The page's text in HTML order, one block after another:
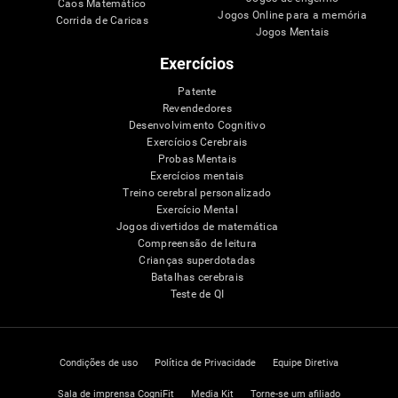
Caos Matemático
Corrida de Caricas
Jogos Online para a memória
Jogos Mentais
Exercícios
Patente
Revendedores
Desenvolvimento Cognitivo
Exercícios Cerebrais
Probas Mentais
Exercícios mentais
Treino cerebral personalizado
Exercício Mental
Jogos divertidos de matemática
Compreensão de leitura
Crianças superdotadas
Batalhas cerebrais
Teste de QI
Condições de uso Política de Privacidade Equipe Diretiva
Sala de imprensa CogniFit Media Kit Torne-se um afiliado